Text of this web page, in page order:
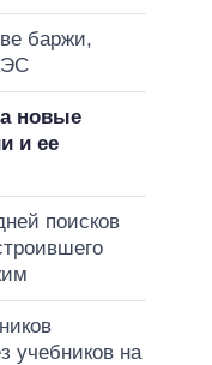
баржи,
новые
и ее
поисков
учебников на